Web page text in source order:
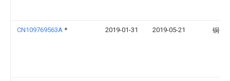
CN109769563A * 2019-01-31 2019-05-21 铜仁